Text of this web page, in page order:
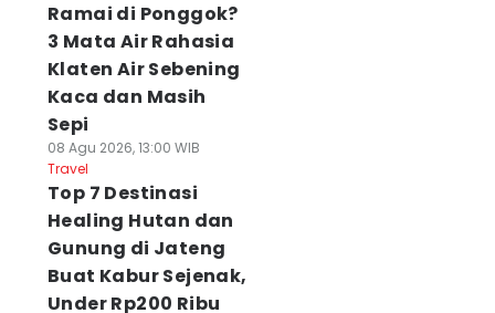
Ramai di Ponggok?
3 Mata Air Rahasia
Klaten Air Sebening
Kaca dan Masih
Sepi
08 Agu 2026, 13:00 WIB
Travel
Top 7 Destinasi
Healing Hutan dan
Gunung di Jateng
Buat Kabur Sejenak,
Under Rp200 Ribu